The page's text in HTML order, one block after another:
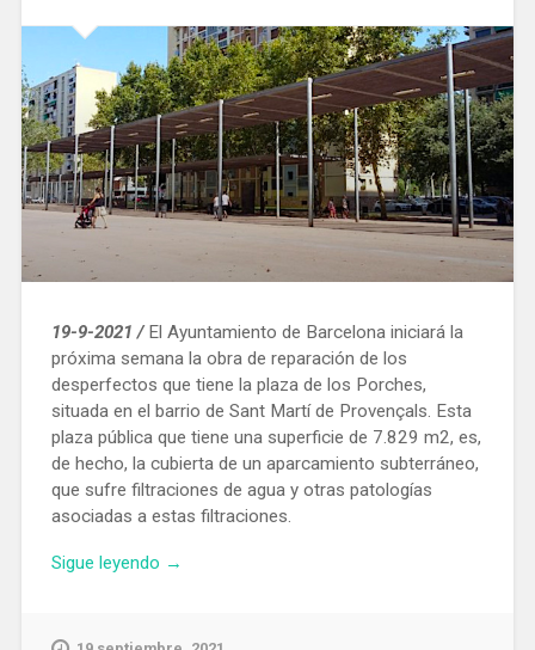
19-9-2021 / El Ayuntamiento de Barcelona iniciará la
próxima semana la obra de reparación de los
desperfectos que tiene la plaza de los Porches,
situada en el barrio de Sant Martí de Provençals. Esta
plaza pública que tiene una superficie de 7.829 m2, es,
de hecho, la cubierta de un aparcamiento subterráneo,
que sufre filtraciones de agua y otras patologías
asociadas a estas filtraciones.
Sigue leyendo «Comienzan
para
→